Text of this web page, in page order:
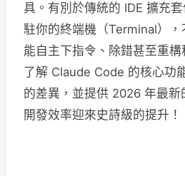
具。有別於傳統的 IDE 擴充
駐你的終端機（Terminal）
能自主下指令、除錯甚至重
了解 Claude Code 的核心功
的差異，並提供 2026 年最
開發效率迎來史詩級的提升！